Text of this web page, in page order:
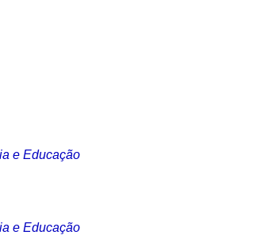
e Educação
e Educação